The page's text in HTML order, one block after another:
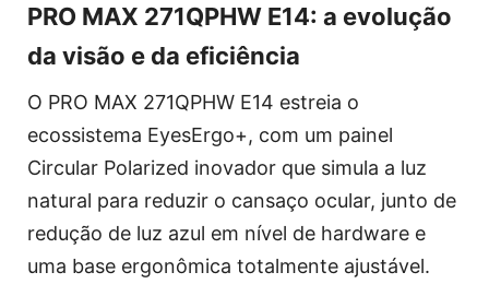
PRO MAX 271QPHW E14: a evolução
da visão e da eficiência
O PRO MAX 271QPHW E14 estreia o
ecossistema EyesErgo+, com um painel
Circular Polarized inovador que simula a luz
natural para reduzir o cansaço ocular, junto de
redução de luz azul em nível de hardware e
uma base ergonômica totalmente ajustável.